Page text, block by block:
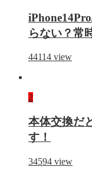
らない？常
44114 view
2
本体交換だ
す！
34594 view